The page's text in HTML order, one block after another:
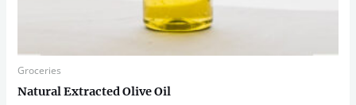
Groceries
Natural Extracted Olive Oil